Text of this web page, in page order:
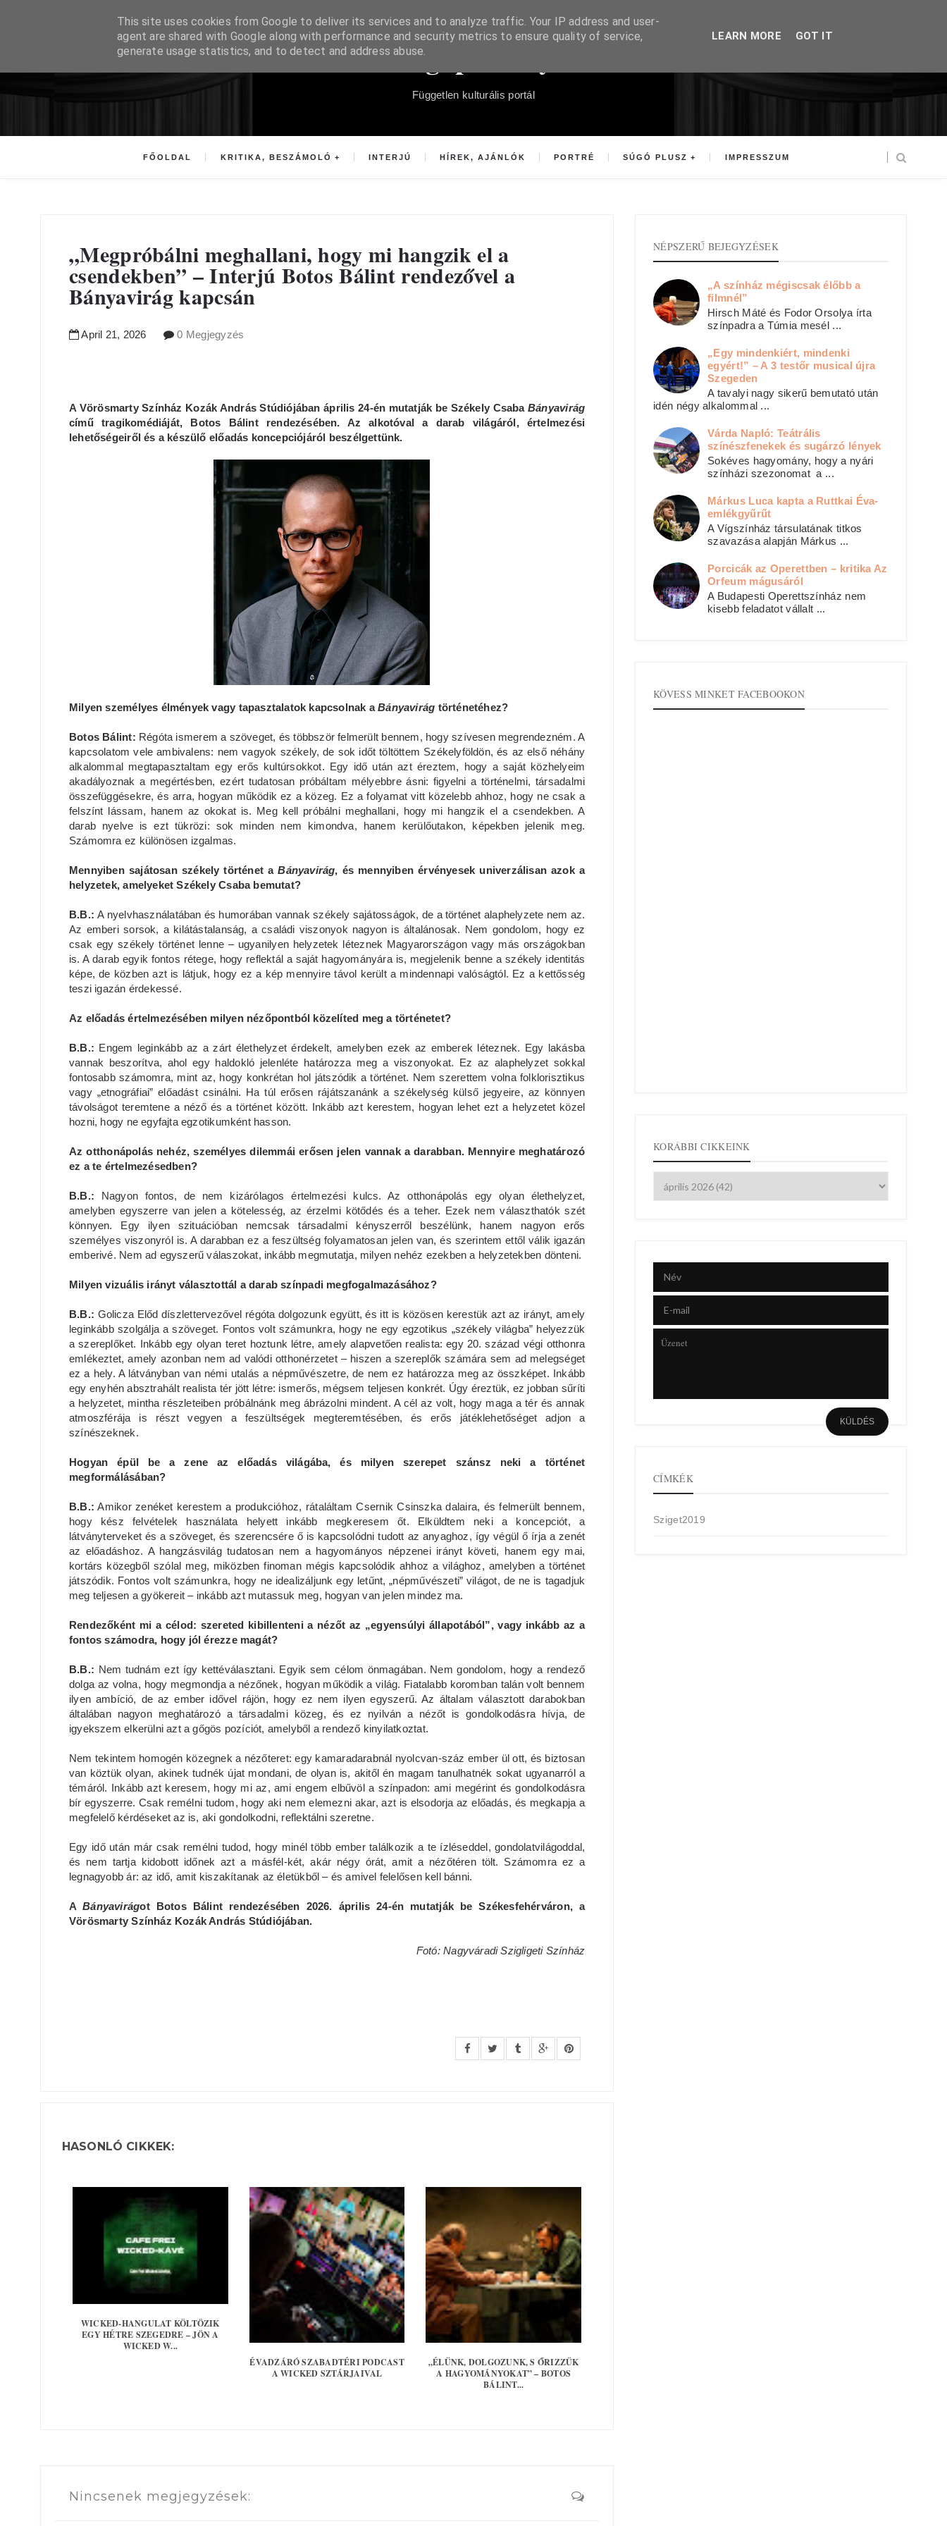
Súgópéldány
Független kulturális portál
FŐOLDAL KRITIKA, BESZÁMOLÓ INTERJÚ HÍREK, AJÁNLÓK PORTRÉ SÚGÓ PLUSZ IMPRESSZUM
„Megpróbálni meghallani, hogy mi hangzik el a
csendekben” – Interjú Botos Bálint rendezővel a
Bányavirág kapcsán
April 21, 2026 0 Megjegyzés
A Vörösmarty Színház Kozák András Stúdiójában április 24-én mutatják be Székely CsabaBányavirág
című tragikomédiáját, Botos Bálint rendezésében. Az alkotóval a darab világáról, értelmezési
lehetőségeiről és a készülő előadás koncepciójáról beszélgettünk.
Milyen személyes élmények vagy tapasztalatok kapcsolnak aBányavirág történetéhez?
Botos Bálint: Régóta ismerem a szöveget, és többször felmerült bennem, hogy szívesen megrendezném. A
kapcsolatom vele ambivalens: nem vagyok székely, de sok időt töltöttem Székelyföldön, és az első néhány
alkalommal megtapasztaltam egy erős kultúrsokkot. Egy idő után azt éreztem, hogy a saját közhelyeim
akadályoznak a megértésben, ezért tudatosan próbáltam mélyebbre ásni: figyelni a történelmi, társadalmi
összefüggésekre, és arra, hogyan működik ez a közeg. Ez a folyamat vitt közelebb ahhoz, hogy ne csak a
felszínt lássam, hanem az okokat is. Meg kell próbálni meghallani, hogy mi hangzik el a csendekben. A
darab nyelve is ezt tükrözi: sok minden nem kimondva, hanem kerülőutakon, képekben jelenik meg.
Számomra ez különösen izgalmas.
Mennyiben sajátosan székely történet aBányavirág, és mennyiben érvényesek univerzálisan azok a
helyzetek, amelyeket Székely Csaba bemutat?
B.B.:A nyelvhasználatában és humorában vannak székely sajátosságok, de a történet alaphelyzete nem az.
Az emberi sorsok, a kilátástalanság, a családi viszonyok nagyon is általánosak. Nem gondolom, hogy ez
csak egy székely történet lenne – ugyanilyen helyzetek léteznek Magyarországon vagy más országokban
is. A darab egyik fontos rétege, hogy reflektál a saját hagyományára is, megjelenik benne a székely identitás
képe, de közben azt is látjuk, hogy ez a kép mennyire távol került a mindennapi valóságtól. Ez a kettősség
teszi igazán érdekessé.
Az előadás értelmezésében milyen nézőpontból közelíted meg a történetet?
B.B.: Engem leginkább az a zárt élethelyzet érdekelt, amelyben ezek az emberek léteznek. Egy lakásba
vannak beszorítva, ahol egy haldokló jelenléte határozza meg a viszonyokat. Ez az alaphelyzet sokkal
fontosabb számomra, mint az, hogy konkrétan hol játszódik a történet. Nem szerettem volna folklorisztikus
vagy „etnográfiai” előadást csinálni. Ha túl erősen rájátszanánk a székelység külső jegyeire, az könnyen
távolságot teremtene a néző és a történet között. Inkább azt kerestem, hogyan lehet ezt a helyzetet közel
hozni, hogy ne egyfajta egzotikumként hasson.
Az otthonápolás nehéz, személyes dilemmái erősen jelen vannak a darabban. Mennyire meghatározó
ez a te értelmezésedben?
B.B.: Nagyon fontos, de nem kizárólagos értelmezési kulcs. Az otthonápolás egy olyan élethelyzet,
amelyben egyszerre van jelen a kötelesség, az érzelmi kötődés és a teher. Ezek nem választhatók szét
könnyen. Egy ilyen szituációban nemcsak társadalmi kényszerről beszélünk, hanem nagyon erős
személyes viszonyról is. A darabban ez a feszültség folyamatosan jelen van, és szerintem ettől válik igazán
emberivé. Nem ad egyszerű válaszokat, inkább megmutatja, milyen nehéz ezekben a helyzetekben dönteni.
Milyen vizuális irányt választottál a darab színpadi megfogalmazásához?
B.B.: Golicza Előd díszlettervezővel régóta dolgozunk együtt, és itt is közösen kerestük azt az irányt, amely
leginkább szolgálja a szöveget. Fontos volt számunkra, hogy ne egy egzotikus „székely világba” helyezzük
a szereplőket. Inkább egy olyan teret hoztunk létre, amely alapvetően realista: egy 20. század végi otthonra
emlékeztet, amely azonban nem ad valódi otthonérzetet – hiszen a szereplők számára sem ad melegséget
ez a hely. A látványban van némi utalás a népművészetre, de nem ez határozza meg az összképet. Inkább
egy enyhén absztrahált realista tér jött létre: ismerős, mégsem teljesen konkrét. Úgy éreztük, ez jobban sűríti
a helyzetet, mintha részleteiben próbálnánk meg ábrázolni mindent. A cél az volt, hogy maga a tér és annak
atmoszférája is részt vegyen a feszültségek megteremtésében, és erős játéklehetőséget adjon a
színészeknek.
Hogyan épül be a zene az előadás világába, és milyen szerepet szánsz neki a történet
megformálásában?
B.B.: Amikor zenéket kerestem a produkcióhoz, rátaláltam Csernik Csinszka dalaira, és felmerült bennem,
hogy kész felvételek használata helyett inkább megkeresem őt. Elküldtem neki a koncepciót, a
látványterveket és a szöveget, és szerencsére ő is kapcsolódni tudott az anyaghoz, így végül ő írja a zenét
az előadáshoz. A hangzásvilág tudatosan nem a hagyományos népzenei irányt követi, hanem egy mai,
kortárs közegből szólal meg, miközben finoman mégis kapcsolódik ahhoz a világhoz, amelyben a történet
játszódik. Fontos volt számunkra, hogy ne idealizáljunk egy letűnt, „népművészeti” világot, de ne is tagadjuk
meg teljesen a gyökereit – inkább azt mutassuk meg, hogyan van jelen mindez ma.
Rendezőként mi a célod: szereted kibillenteni a nézőt az „egyensúlyi állapotából”, vagy inkább az a
fontos számodra, hogy jól érezze magát?
B.B.: Nem tudnám ezt így kettéválasztani. Egyik sem célom önmagában. Nem gondolom, hogy a rendező
dolga az volna, hogy megmondja a nézőnek, hogyan működik a világ. Fiatalabb koromban talán volt bennem
ilyen ambíció, de az ember idővel rájön, hogy ez nem ilyen egyszerű. Az általam választott darabokban
általában nagyon meghatározó a társadalmi közeg, és ez nyilván a nézőt is gondolkodásra hívja, de
igyekszem elkerülni azt a gőgös pozíciót, amelyből a rendező kinyilatkoztat.
Nem tekintem homogén közegnek a nézőteret: egy kamaradarabnál nyolcvan-száz ember ül ott, és biztosan
van köztük olyan, akinek tudnék újat mondani, de olyan is, akitől én magam tanulhatnék sokat ugyanarról a
témáról. Inkább azt keresem, hogy mi az, ami engem elbűvöl a színpadon: ami megérint és gondolkodásra
bír egyszerre. Csak remélni tudom, hogy aki nem elemezni akar, azt is elsodorja az előadás, és megkapja a
megfelelő kérdéseket az is, aki gondolkodni, reflektálni szeretne.
Egy idő után már csak remélni tudod, hogy minél több ember találkozik a te ízléseddel, gondolatvilágoddal,
és nem tartja kidobott időnek azt a másfél-két, akár négy órát, amit a nézőtéren tölt. Számomra ez a
legnagyobb ár: az idő, amit kiszakítanak az életükből – és amivel felelősen kell bánni.
ABányavirágot Botos Bálint rendezésében 2026. április 24-én mutatják be Székesfehérváron, a
Vörösmarty Színház Kozák András Stúdiójában.
Fotó: Nagyváradi Szigligeti Színház
HASONLÓ CIKKEK:
WICKED-HANGULAT KÖLTÖZIK
EGY HÉTRE SZEGEDRE – JÖN A
WICKED W...
ÉVADZÁRÓ SZABADTÉRI PODCAST
A WICKED SZTÁRJAIVAL
„ÉLÜNK, DOLGOZUNK, S ŐRIZZÜK
A HAGYOMÁNYOKAT” – BOTOS
BÁLINT...
Nincsenek megjegyzések:
NÉPSZERŰ BEJEGYZÉSEK
„A színház mégiscsak élőbb a
filmnél”
Hirsch Máté és Fodor Orsolya írta
színpadra a Túmia mesél ...
„Egy mindenkiért, mindenki
egyért!” – A 3 testőr musical újra
Szegeden
A tavalyi nagy sikerű bemutató után
idén négy alkalommal ...
Várda Napló: Teátrális
színészfenekek és sugárzó lények
Sokéves hagyomány, hogy a nyári
színházi szezonomat a ...
Márkus Luca kapta a Ruttkai Éva-
emlékgyűrűt
A Vígszínház társulatának titkos
szavazása alapján Márkus ...
Porcicák az Operettben – kritika Az
Orfeum mágusáról
A Budapesti Operettszínház nem
kisebb feladatot vállalt ...
KÖVESS MINKET FACEBOOKON
KORÁBBI CIKKEINK
CÍMKÉK
Sziget2019
This site uses cookies from Google to deliver its services and to analyze traffic. Your IP address and user-
agent are shared with Google along with performance and security metrics to ensure quality of service,
generate usage statistics, and to detect and address abuse.
LEARN MORE GOT IT